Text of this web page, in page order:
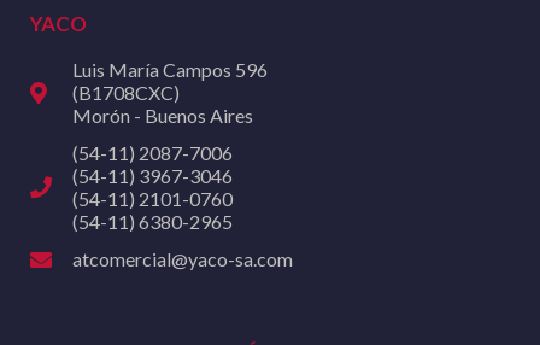
YACO
Luis María Campos 596
(B1708CXC)
Morón - Buenos Aires
(54-11) 2087-7006
(54-11) 3967-3046
(54-11) 2101-0760
(54-11) 6380-2965
atcomercial@yaco-sa.com